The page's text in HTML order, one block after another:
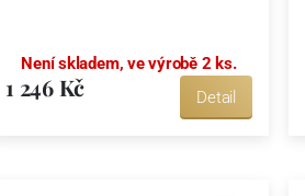
Není skladem, ve výrobě 2 ks.
1 246 Kč Detail